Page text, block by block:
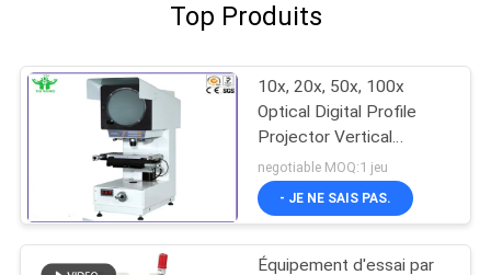
Top Produits
10x, 20x, 50x, 100x
Optical Digital Profile
Projector Vertical
Measure for Wire and
Cable
negotiable MOQ:1 jeu
- JE NE SAIS PAS.
Équipement d'essai par